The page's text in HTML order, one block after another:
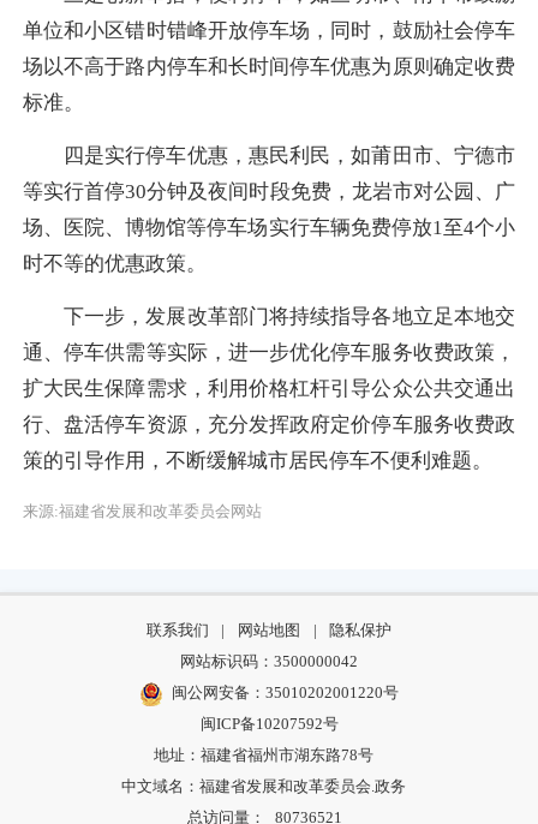
单位和小区错时错峰开放停车场，同时，鼓励社会停车
场以不高于路内停车和长时间停车优惠为原则确定收费
标准。
四是实行停车优惠，惠民利民，如莆田市、宁德市
等实行首停30分钟及夜间时段免费，龙岩市对公园、广
场、医院、博物馆等停车场实行车辆免费停放1至4个小
时不等的优惠政策。
下一步，发展改革部门将持续指导各地立足本地交
通、停车供需等实际，进一步优化停车服务收费政策，
扩大民生保障需求，利用价格杠杆引导公众公共交通出
行、盘活停车资源，充分发挥政府定价停车服务收费政
策的引导作用，不断缓解城市居民停车不便利难题。
来源:福建省发展和改革委员会网站
联系我们 | 网站地图 |
隐私保护
网站标识码：3500000042
闽公网安备：35010202001220号
闽ICP备10207592号
地址：福建省福州市湖东路78号
中文域名：福建省发展和改革委员会.政务
总访问量：
80736521